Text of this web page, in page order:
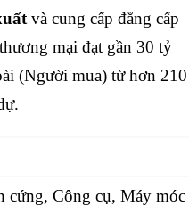
và cung cấp đẳng cấp
mại đạt gần 30 tỷ
(Người mua) từ hơn 210
cứng, Công cụ, Máy móc